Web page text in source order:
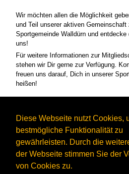
Diese Webseite nutzt Cookies,
bestmögliche Funktionalität zu
gewährleisten. Durch die
der Webseite stimmen Sie der
von Cookies zu.
Wir möchten allen die Möglichkeit
und Teil unserer aktiven
Sportgemeinde Walldürn und
uns!
Für weitere Informationen zur
stehen wir Dir gerne zur Verfügung.
freuen uns darauf, Dich in unserer
heißen!
Weiterführende Dokumente:
Download des Beitrittsformulars
Download unserer Satzung
Flyer SpG Walldürn